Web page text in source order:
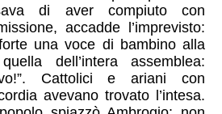
di aver compiuto con
accadde l’imprevisto:
una voce di bambino alla
dell’intera assemblea:
Cattolici e ariani con
avevano trovato l’intesa.